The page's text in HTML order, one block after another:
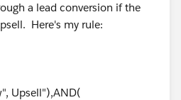
a lead conversion if the
Here's my rule:
Upsell"),AND(